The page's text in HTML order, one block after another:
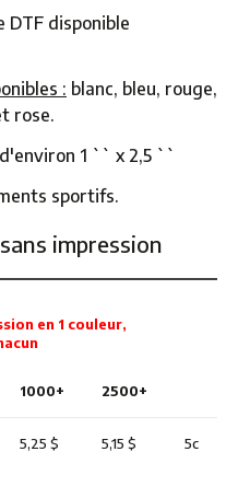
DTF disponible
: blanc, bleu, rouge,
rose.
1 `` x 2,5 ``
sportifs.
impression
en 1 couleur,
1000+ 2500+
5,25 $ 5,15 $
5c